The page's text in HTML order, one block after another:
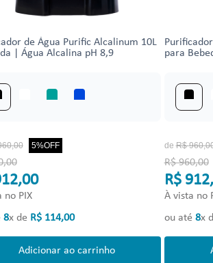
de Água Purific Alcalinum 10L
| Água Alcalina pH 8,9
,00 5%OFF
no PIX
8x de R$ 114,00
Adicionar ao carrinho
para
deR$ 960,
R$ 960,00
R$
À vista no
ou até 8x